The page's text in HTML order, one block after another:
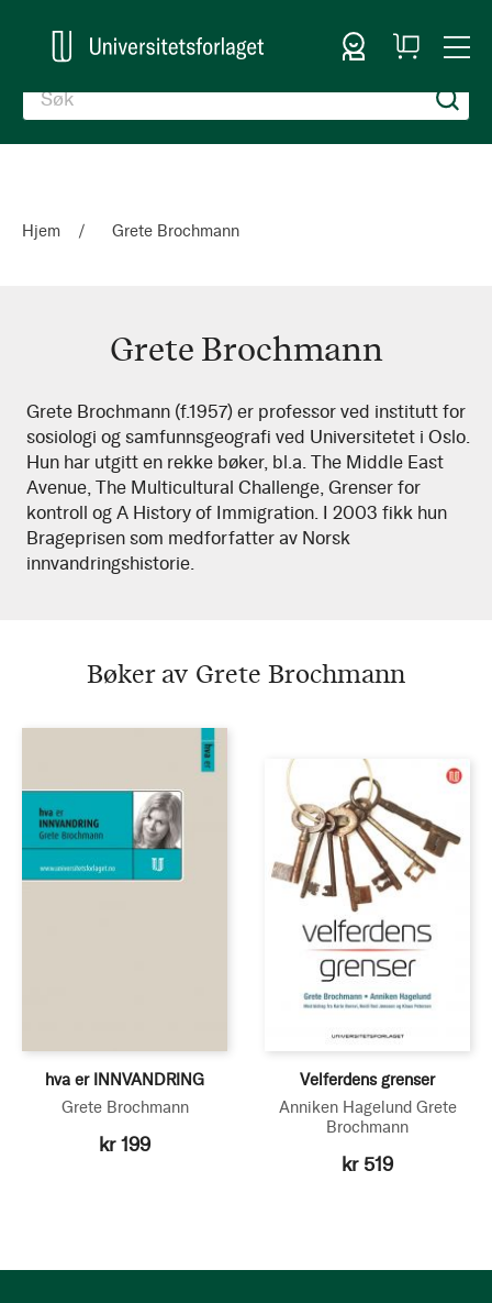
Logg inn
Handlekurv
Hjem Grete Brochmann
Grete Brochmann
Grete
Brochmann
Grete Brochmann (f.1957) er professor ved institutt for
sosiologi og samfunnsgeografi ved Universitetet i Oslo.
Hun har utgitt en rekke bøker, bl.a. The Middle East
Avenue, The Multicultural Challenge, Grenser for
kontroll og A History of Immigration. I 2003 fikk hun
Brageprisen som medforfatter av Norsk
innvandringshistorie.
Bøker av Grete Brochmann
hva er INNVANDRING
Grete Brochmann
kr 199
Velferdens grenser
Anniken Hagelund Grete
Brochmann
kr 519